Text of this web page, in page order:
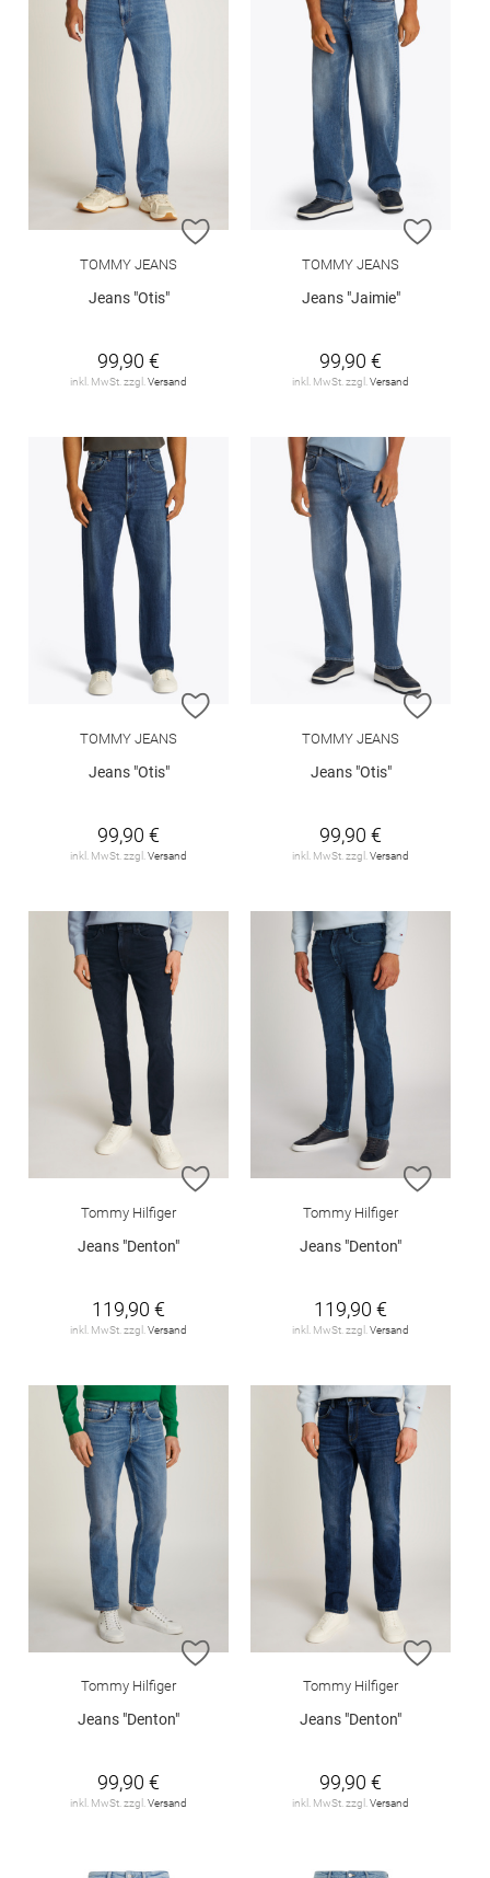
ZUR WUNSCHLISTE HINZUFÜGEN
TOMMY JEANS
Jeans "Otis"
99,90 €
inkl. MwSt. zzgl. Versand
ZUR
TOMMY JEANS
Jeans "Jaimie"
99,90 €
inkl. MwSt. zzgl. Versand
ZUR WUNSCHLISTE HINZUFÜGEN
TOMMY JEANS
Jeans "Otis"
99,90 €
inkl. MwSt. zzgl. Versand
ZUR
TOMMY JEANS
Jeans "Otis"
99,90 €
inkl. MwSt. zzgl. Versand
ZUR WUNSCHLISTE HINZUFÜGEN
Tommy Hilfiger
Jeans "Denton"
119,90 €
inkl. MwSt. zzgl. Versand
ZUR
Tommy Hilfiger
Jeans "Denton"
119,90 €
inkl. MwSt. zzgl. Versand
ZUR WUNSCHLISTE HINZUFÜGEN
Tommy Hilfiger
Jeans "Denton"
99,90 €
inkl. MwSt. zzgl.Versand
ZUR
Tommy Hilfiger
Jeans "Denton"
99,90 €
inkl. MwSt. zzgl.Versand